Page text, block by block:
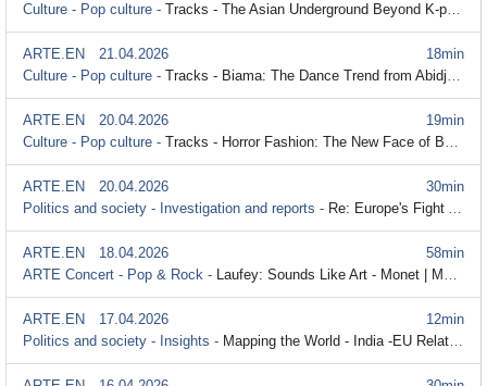
Culture - Pop culture - Tracks - The Asian Underground Beyond K-pop (Originalversion mit Untertitel)
18min
ARTE.EN
21.04.2026
Culture - Pop culture - Tracks - Biama: The Dance Trend from Abidjan (Originalversion mit Untertitel)
19min
ARTE.EN
20.04.2026
Culture - Pop culture - Tracks - Horror Fashion: The New Face of Beauty? (Originalversion mit Untertitel)
30min
ARTE.EN
20.04.2026
Politics and society - Investigation and reports - Re: Europe's Fight Against Cocaine (Originalversion mit Untertitel)
58min
ARTE.EN
18.04.2026
ARTE Concert - Pop & Rock - Laufey: Sounds Like Art - Monet | Munch | Signac (Originalversion mit Untertitel)
12min
ARTE.EN
17.04.2026
Politics and society - Insights - Mapping the World - India -EU Relations (Originalversion mit Untertitel)